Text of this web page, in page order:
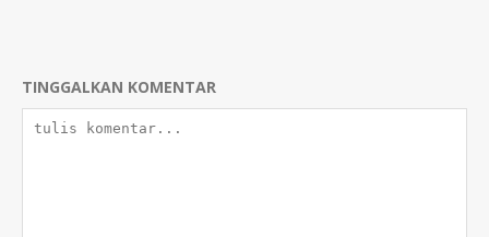
TINGGALKAN KOMENTAR